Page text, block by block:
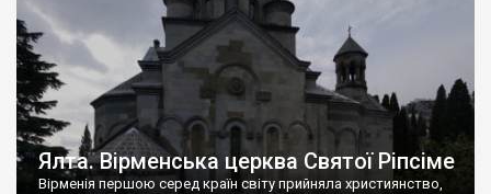
Ялта. Вірменська церква Святої Ріпсіме
Вірменія першою серед країн світу прийняла християнство,